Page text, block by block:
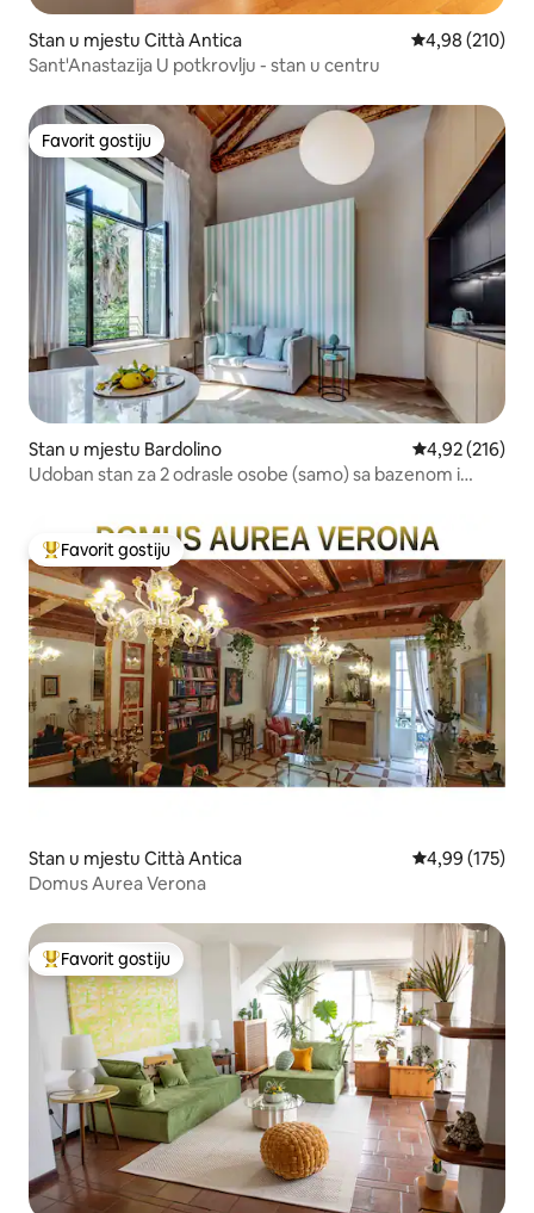
Stan u mjestu Città Antica prosječna
4,98 (210)
Sant'Anastazija U potkrovlju - stan u centru
Favorit gostiju
Favorit gostiju
Stan u mjestu Bardolino prosječna
4,92 (216)
Udoban stan za 2 odrasle osobe (samo) sa bazenom i
Glavni favorit gostiju
Favorit gostiju
Stan u mjestu Città Antica prosječna
4,99 (175)
Domus Aurea Verona
Glavni favorit gostiju
Favorit gostiju